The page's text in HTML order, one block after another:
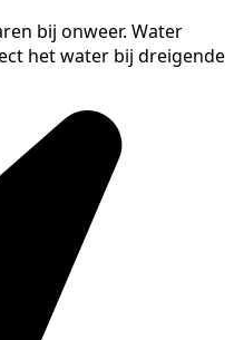
bij onweer. Water
het water bij dreigende